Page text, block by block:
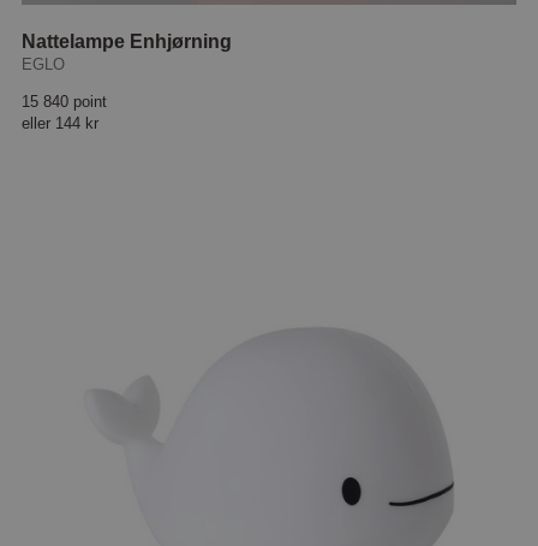
Nattelampe Enhjørning
EGLO
15 840 point
eller 144 kr